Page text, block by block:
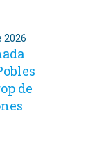
2026
de